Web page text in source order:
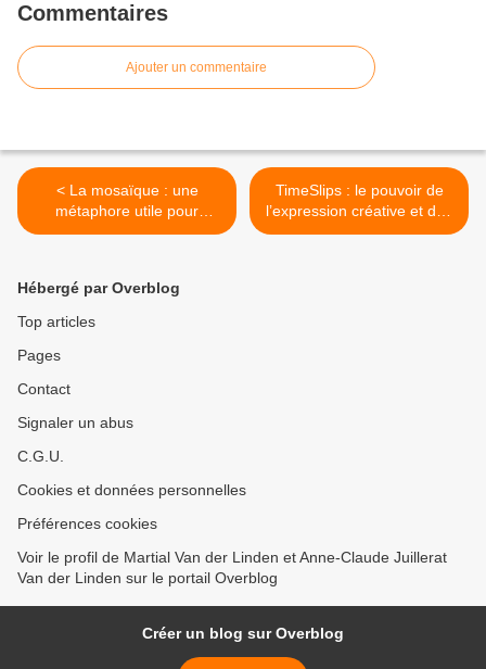
Commentaires
Ajouter un commentaire
< La mosaïque : une
métaphore utile pour
appréhender la complexité
TimeSlips : le pouvoir de
l’expression créative et des
récits >
Hébergé par Overblog
Top articles
Pages
Contact
Signaler un abus
C.G.U.
Cookies et données personnelles
Préférences cookies
Voir le profil de Martial Van der Linden et Anne-Claude Juillerat
Van der Linden sur le portail Overblog
Créer un blog sur Overblog